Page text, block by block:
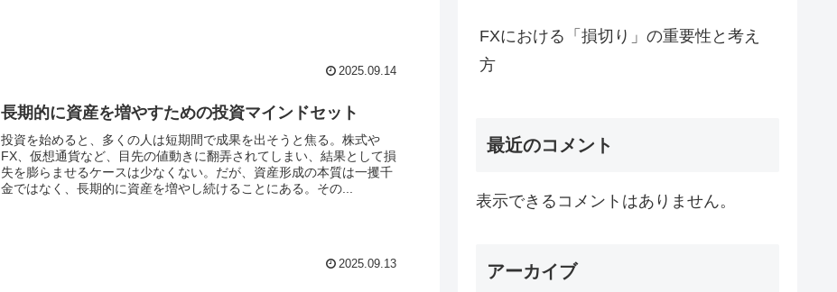
2025.09.14
長期的に資産を増やすための投資マインドセット
投資を始めると、多くの人は短期間で成果を出そうと焦る。株式や
FX、仮想通貨など、目先の値動きに翻弄されてしまい、結果として損
失を膨らませるケースは少なくない。だが、資産形成の本質は一攫千
金ではなく、長期的に資産を増やし続けることにある。その...
2025.09.13
FXにおける「損切り」の重要性と考え
方
最近のコメント
表示できるコメントはありません。
アーカイブ